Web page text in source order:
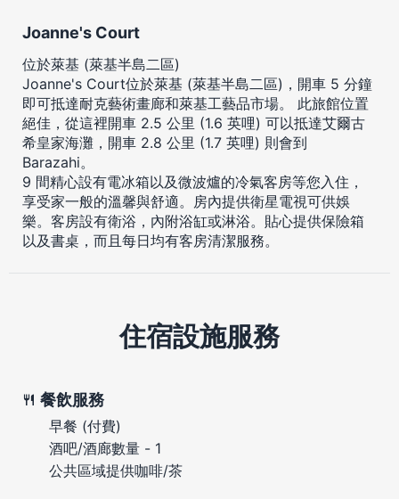
Joanne's Court
位於萊基 (萊基半島二區)
Joanne's Court位於萊基 (萊基半島二區)，開車 5 分鐘
即可抵達耐克藝術畫廊和萊基工藝品市場。 此旅館位置
絕佳，從這裡開車 2.5 公里 (1.6 英哩) 可以抵達艾爾古
希皇家海灘，開車 2.8 公里 (1.7 英哩) 則會到
Barazahi。
9 間精心設有電冰箱以及微波爐的冷氣客房等您入住，
享受家一般的溫馨與舒適。房內提供衛星電視可供娛
樂。客房設有衛浴，內附浴缸或淋浴。貼心提供保險箱
以及書桌，而且每日均有客房清潔服務。
住宿設施服務
餐飲服務
早餐 (付費)
酒吧/酒廊數量 - 1
公共區域提供咖啡/茶